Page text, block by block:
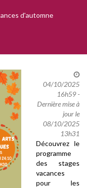
d'automne
04/10/2025
16h59 -
Dernière mise à
jour le
08/10/2025
13h31
Découvrez le
programme
des stages
vacances
pour les